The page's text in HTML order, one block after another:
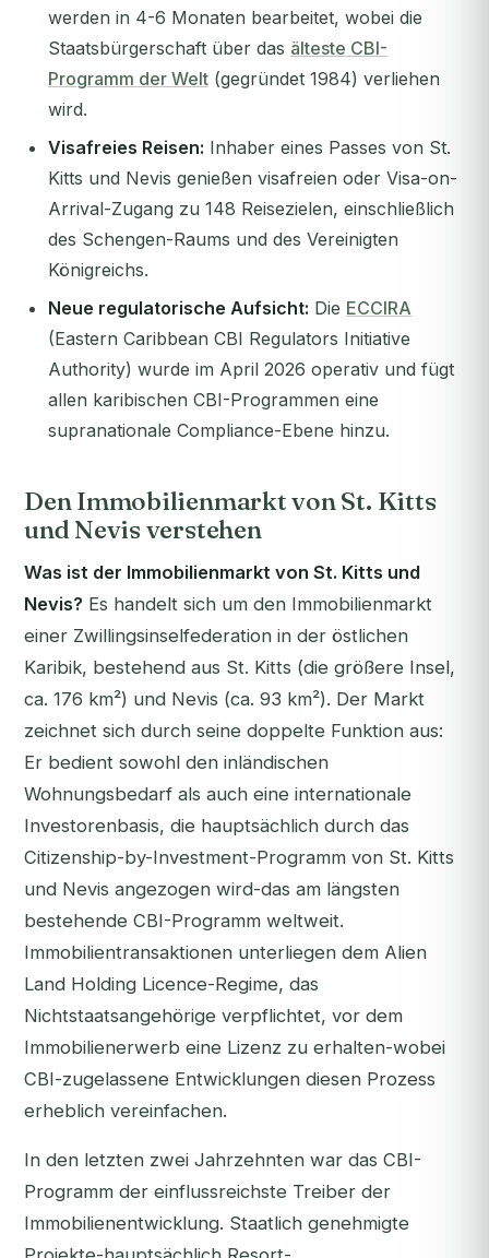
werden in 4-6 Monaten bearbeitet, wobei die
Staatsbürgerschaft über das älteste CBI-
Programm der Welt (gegründet 1984) verliehen
wird.
Visafreies Reisen: Inhaber eines Passes von St.
Kitts und Nevis genießen visafreien oder Visa-on-
Arrival-Zugang zu 148 Reisezielen, einschließlich
des Schengen-Raums und des Vereinigten
Königreichs.
Neue regulatorische Aufsicht: Die ECCIRA
(Eastern Caribbean CBI Regulators Initiative
Authority) wurde im April 2026 operativ und fügt
allen karibischen CBI-Programmen eine
supranationale Compliance-Ebene hinzu.
Den Immobilienmarkt von St. Kitts
und Nevis verstehen
Was ist der Immobilienmarkt von St. Kitts und
Nevis? Es handelt sich um den Immobilienmarkt
einer Zwillingsinselfederation in der östlichen
Karibik, bestehend aus St. Kitts (die größere Insel,
ca. 176 km²) und Nevis (ca. 93 km²). Der Markt
zeichnet sich durch seine doppelte Funktion aus:
Er bedient sowohl den inländischen
Wohnungsbedarf als auch eine internationale
Investorenbasis, die hauptsächlich durch das
Citizenship-by-Investment-Programm von St. Kitts
und Nevis angezogen wird-das am längsten
bestehende CBI-Programm weltweit.
Immobilientransaktionen unterliegen dem Alien
Land Holding Licence-Regime, das
Nichtstaatsangehörige verpflichtet, vor dem
Immobilienerwerb eine Lizenz zu erhalten-wobei
CBI-zugelassene Entwicklungen diesen Prozess
erheblich vereinfachen.
In den letzten zwei Jahrzehnten war das CBI-
Programm der einflussreichste Treiber der
Immobilienentwicklung. Staatlich genehmigte